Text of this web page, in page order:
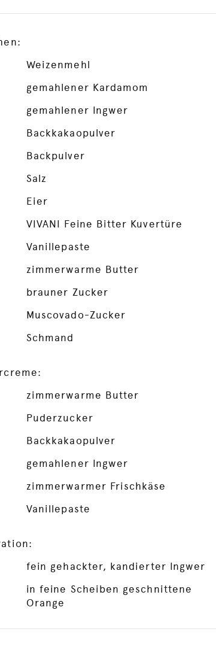
Weizenmehl
gemahlener Kardamom
gemahlener Ingwer
Backkakaopulver
Backpulver
Salz
Eier
VIVANI Feine Bitter Kuvertüre
Vanillepaste
zimmerwarme Butter
brauner Zucker
Muscovado-Zucker
Schmand
zimmerwarme Butter
Puderzucker
Backkakaopulver
gemahlener Ingwer
zimmerwarmer Frischkäse
Vanillepaste
fein gehackter, kandierter Ingwer
in feine Scheiben geschnittene
Orange